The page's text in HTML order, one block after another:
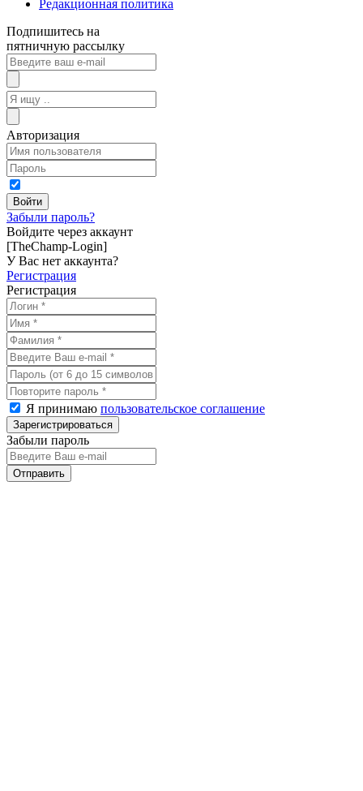
Редакционная политика
Подпишитесь на
пятничную рассылку
Авторизация
Забыли пароль?
Войдите через аккаунт
[TheChamp-Login]
У Вас нет аккаунта?
Регистрация
Регистрация
Я принимаю пользовательское соглашение
Забыли пароль